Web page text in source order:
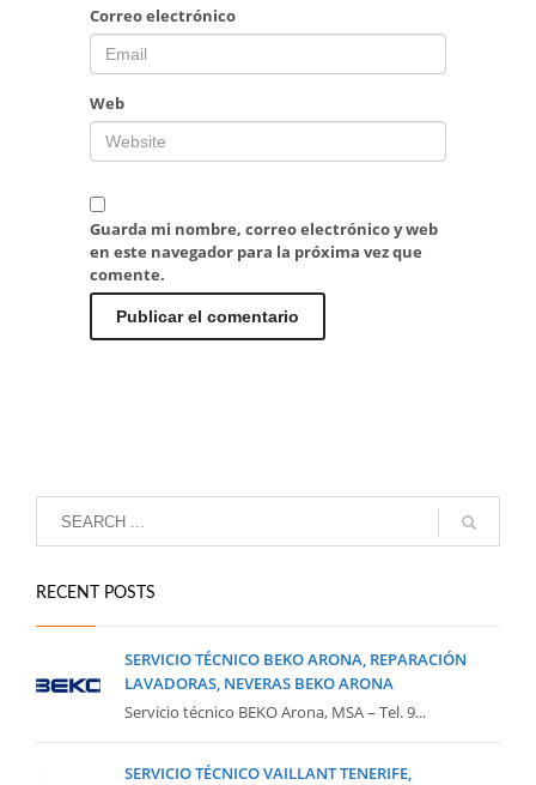
Correo electrónico
Web
Guarda mi nombre, correo electrónico y web
en este navegador para la próxima vez que
comente.
RECENT POSTS
SERVICIO TÉCNICO BEKO ARONA, REPARACIÓN
LAVADORAS, NEVERAS BEKO ARONA
Servicio técnico BEKO Arona, MSA – Tel. 9...
SERVICIO TÉCNICO VAILLANT TENERIFE,